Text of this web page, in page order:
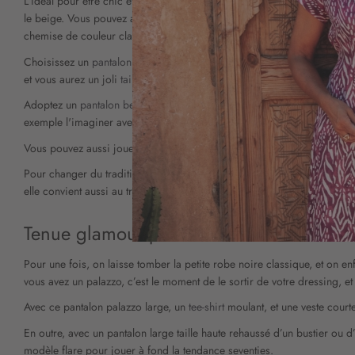
le beige. Vous pouvez aussi porter un pantalon fluide imprimé, à
chemise de couleur claire, un pull à col roulé blanc ou rayé, ou
Choisissez un pantalon chicet fluide pour le bureau avec des pinces
et vous aurez un joli tailleur
pour aller travailler.
Adoptez un pantalon beige ou bleu marine que vous compléterez
exemple l'imaginer avec une blouse blanche sans manches, comme
Vous pouvez aussi jouer sur les matières et les motifs (jacquard,
Pour changer du traditionnel
tailleur pantalon femme
, la coupe fluide
elle convient aussi au travail.
Tenue glamour pour les soirées
Pour une fois, on laisse tomber la petite robe noire classique, et on
vous avez un palazzo, c’est le moment de le sortir de votre dressing,
Avec ce pantalon palazzo large, un tee-shirt moulant, et une veste
En outre, avec un pantalon large taille haute rehaussé d’un bustier
modèle flare pour jouer à fond la tendance seventies.